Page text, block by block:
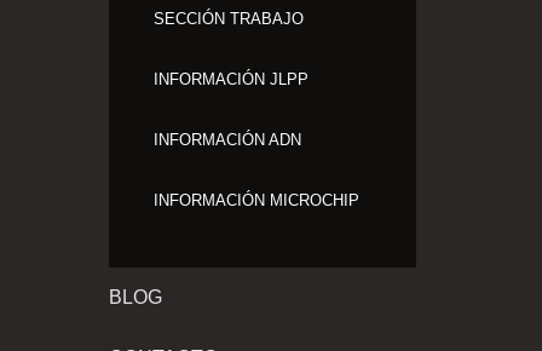
SECCIÓN TRABAJO
INFORMACIÓN JLPP
INFORMACIÓN ADN
INFORMACIÓN MICROCHIP
BLOG